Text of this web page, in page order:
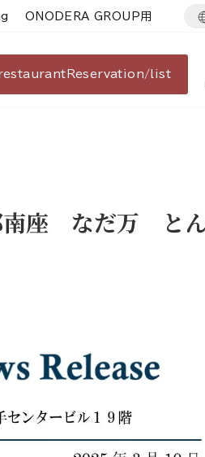
ONODERA GROUP用
Reservation/list
南座 なだ万 とん